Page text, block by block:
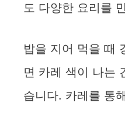
도 다양한 요리를
밥을 지어 먹을 때
면 카레 색이 나는
습니다. 카레를 통